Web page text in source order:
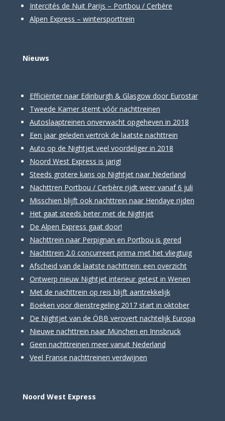
Intercités de Nuit Parijs – Portbou / Cerbère
Alpen Express – wintersporttrein
Nieuws
Efficiënter naar Edinburgh & Glasgow door Eurostar
Tweede Kamer stemt vóór nachttreinen
Autoslaaptreinen onverwacht opgeheven in 2018
Een jaar geleden vertrok de laatste nachttrein
Auto op de Nightjet veel voordeliger in 2018
Noord West Express is jarig!
Steeds grotere kans op Nightjet naar Nederland
Nachttren Portbou / Cerbère rijdt weer vanaf 6 juli
Misschien blijft ook nachttrein naar Hendaye rijden
Het gaat steeds beter met de Nightjet
De Alpen Express gaat door!
Nachttrein naar Perpignan en Portbou is gered
Nachttrein 2.0 concurreert prima met het vliegtuig
Afscheid van de laatste nachttrein: een overzicht
Ontwerp nieuw Nightjet interieur getest in Wenen
Met de nachttrein op reis blijft aantrekkelijk
Boeken voor dienstregeling 2017 start in oktober
De Nightjet van de ÖBB verovert nachtelijk Europa
Nieuwe nachttrein naar München en Innsbruck
Geen nachttreinen meer vanuit Nederland
Veel Franse nachttreinen verdwijnen
Noord West Express